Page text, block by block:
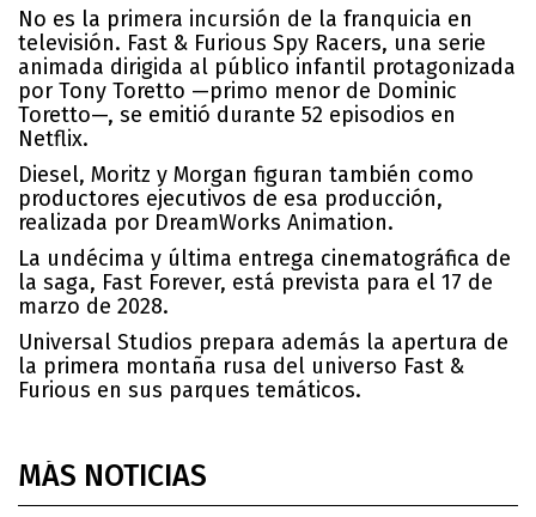
No es la primera incursión de la franquicia en
televisión. Fast & Furious Spy Racers, una serie
animada dirigida al público infantil protagonizada
por Tony Toretto —primo menor de Dominic
Toretto—, se emitió durante 52 episodios en
Netflix.
Diesel, Moritz y Morgan figuran también como
productores ejecutivos de esa producción,
realizada por DreamWorks Animation.
La undécima y última entrega cinematográfica de
la saga, Fast Forever, está prevista para el 17 de
marzo de 2028.
Universal Studios prepara además la apertura de
la primera montaña rusa del universo Fast &
Furious en sus parques temáticos.
MÁS NOTICIAS